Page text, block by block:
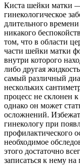
Киста шейки матки
гинекологическое
длительного
никакого
том, что в области
части шейки матки
внутри которого
либо другая
самый различный
нескольких
процесс не склонен
однако он может
осложнений.
гинекологу при
профилактического
необходимое
этого достаточно
записаться к нему